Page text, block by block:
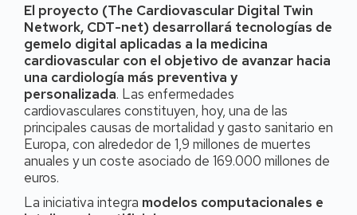
El proyecto (The Cardiovascular Digital Twin
Network, CDT-net) desarrollará tecnologías de
gemelo digital aplicadas a la medicina
cardiovascular con el objetivo de avanzar hacia
una cardiología más preventiva y
personalizada. Las enfermedades
cardiovasculares constituyen, hoy, una de las
principales causas de mortalidad y gasto sanitario en
Europa, con alrededor de 1,9 millones de muertes
anuales y un coste asociado de 169.000 millones de
euros.
La iniciativa integra modelos computacionales e